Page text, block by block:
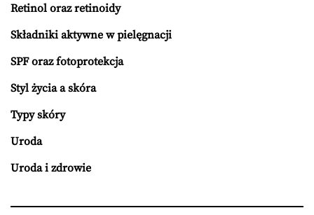
Retinol oraz retinoidy
Składniki aktywne w pielęgnacji
SPF oraz fotoprotekcja
Styl życia a skóra
Typy skóry
Uroda
Uroda i zdrowie